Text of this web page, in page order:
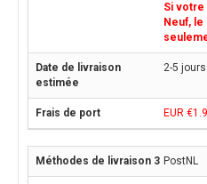
Si
Neuf,
2-5
EUR
PostNL